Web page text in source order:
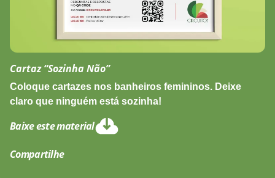
Cartaz “Sozinha Não”
Coloque cartazes nos banheiros femininos. Deixe
claro que ninguém está sozinha!
Baixe este material
Compartilhe